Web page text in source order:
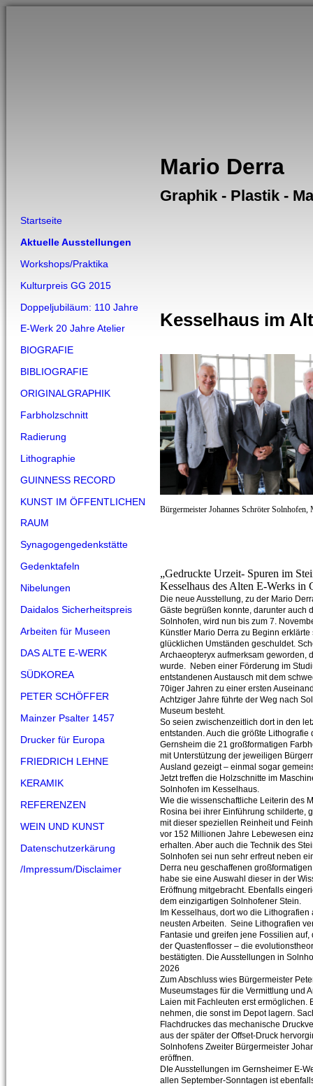
Mario Derra
Graphik - Plastik -
Startseite
Aktuelle Ausstellungen
Workshops/Praktika
Kulturpreis GG 2015
Doppeljubiläum: 110 Jahre
E-Werk 20 Jahre Atelier
BIOGRAFIE
BIBLIOGRAFIE
ORIGINALGRAPHIK
Farbholzschnitt
Radierung
Lithographie
GUINNESS RECORD
KUNST IM ÖFFENTLICHEN
RAUM
Synagogengedenkstätte
Gedenktafeln
Nibelungen
Daidalos Sicherheitspreis
Arbeiten für Museen
DAS ALTE E-WERK
SÜDKOREA
PETER SCHÖFFER
Mainzer Psalter 1457
Drucker für Europa
FRIEDRICH LEHNE
KERAMIK
REFERENZEN
WEIN UND KUNST
Datenschutzerkärung
/Impressum/Disclaimer
Kesselhaus im
Bürgermeister Johannes Schröter
„Gedruckte Urzeit- Spuren im
Kesselhaus des Alten E-Werks in
Die neue Ausstellung, zu der Mario
Gäste begrüßen konnte, darunter auch
Solnhofen, wird nun bis zum 7.
Künstler Mario Derra zu Beginn
glücklichen Umständen geschuldet.
Archaeopteryx aufmerksam geworden,
wurde. Neben einer Förderung im
entstandenen Austausch mit dem
70iger Jahren zu einer ersten
Achtziger Jahre führte der Weg nach
Museum besteht.
So seien zwischenzeitlich dort in den
entstanden. Auch die größte
Gernsheim die 21 großformatigen
mit Unterstützung der jeweiligen
Ausland gezeigt – einmal sogar
Jetzt treffen die Holzschnitte im
Solnhofen im Kesselhaus.
Wie die wissenschaftliche Leiterin des
Rosina bei ihrer Einführung schilderte,
mit dieser speziellen Reinheit und
vor 152 Millionen Jahre Lebewesen
erhalten. Aber auch die Technik des
Solnhofen sei nun sehr erfreut neben
Derra neu geschaffenen
habe sie eine Auswahl dieser in der
Eröffnung mitgebracht. Ebenfalls
dem einzigartigen Solnhofener Stein.
Im Kesselhaus, dort wo die
neusten Arbeiten. Seine Lithografien
Fantasie und greifen jene Fossilien
der Quastenflosser – die
bestätigten. Die Ausstellungen in
2026
Zum Abschluss wies Bürgermeister
Museumstages für die Vermittlung und
Laien mit Fachleuten erst ermöglichen.
nehmen, die sonst im Depot lagern.
Flachdruckes das mechanische
aus der später der Offset-Druck
Solnhofens Zweiter Bürgermeister
eröffnen.
DIe Ausstellungen im Gernsheimer E-
allen September-Sonntagen ist